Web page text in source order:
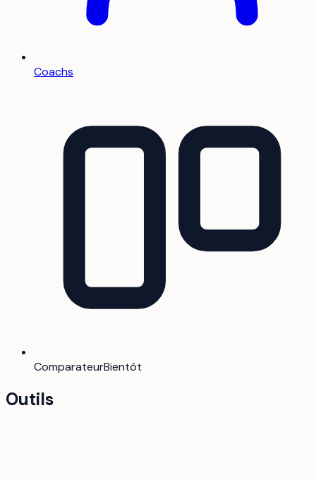
Coachs
ComparateurBientôt
Outils